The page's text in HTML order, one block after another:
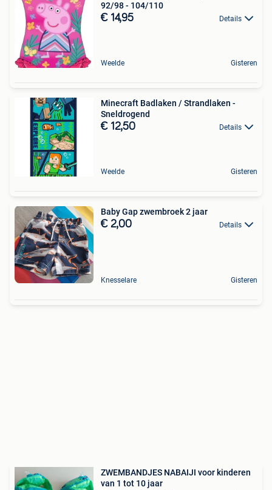
92/98 - 104/110
€ 14,95 Details
Weelde Gisteren
Minecraft Badlaken / Strandlaken -
Sneldrogend
€ 12,50 Details
Weelde Gisteren
Baby Gap zwembroek 2 jaar
€ 2,00 Details
Knesselare Gisteren
ZWEMBANDJES NABAIJI voor kinderen
van 1 tot 10 jaar